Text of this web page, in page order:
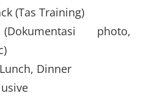
(Tas Training)
photo,
Dinner